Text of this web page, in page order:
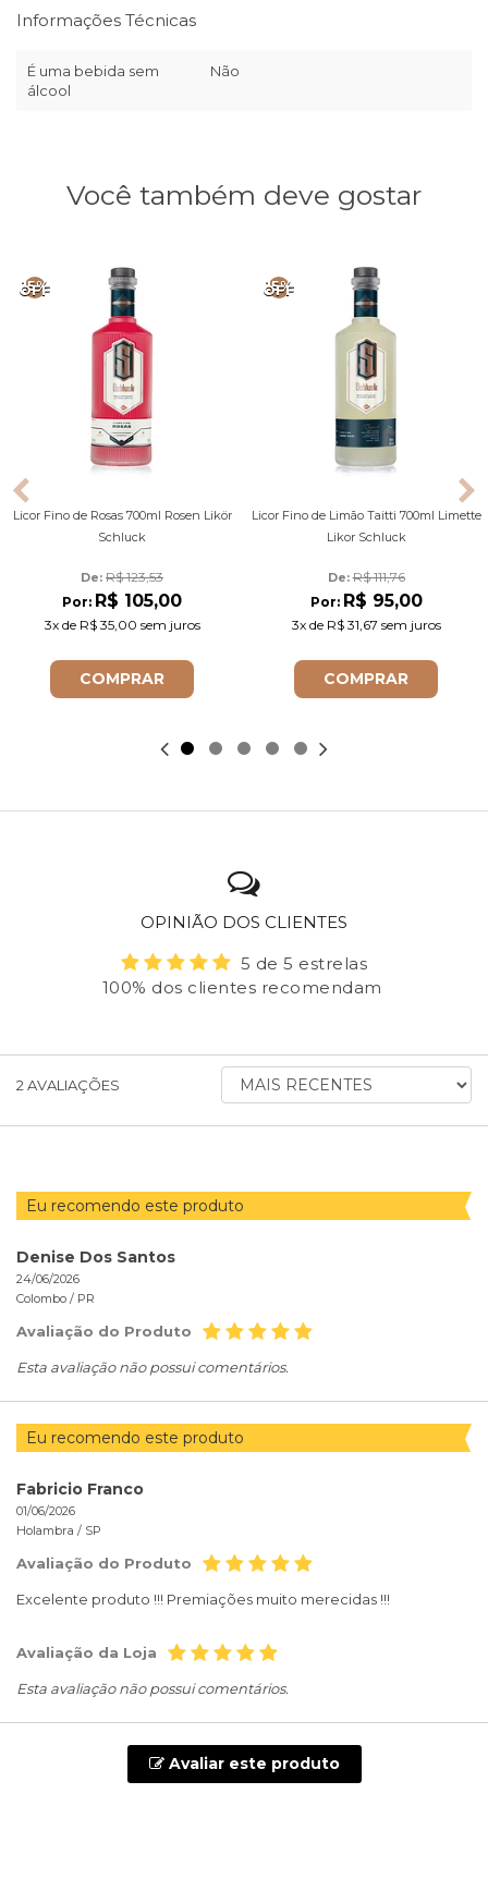
Informações Técnicas
É uma bebida sem
álcool
Não
Você também deve gostar
15%
OFF
Licor Fino de Rosas 700ml Rosen Likör
Schluck
De: R$ 123,53
Por: R$ 105,00
3xde R$ 35,00 sem juros
COMPRAR
15%
OFF
Licor Fino de Limão Taitti 700ml Limette
Likor Schluck
De: R$ 111,76
Por: R$ 95,00
3xde R$ 31,67 sem juros
COMPRAR
OPINIÃO DOS CLIENTES
5 de 5 estrelas
100% dos clientes recomendam
2AVALIAÇÕES
ORDENAR
AVALIAÇÕES
Eu recomendo este produto
Denise Dos Santos
24/06/2026
Colombo / PR
Avaliação do Produto
Esta avaliação não possui comentários.
Eu recomendo este produto
Fabricio Franco
01/06/2026
Holambra / SP
Avaliação do Produto
Excelente produto !!! Premiações muito merecidas !!!
Avaliação da Loja
Esta avaliação não possui comentários.
Avaliar este produto